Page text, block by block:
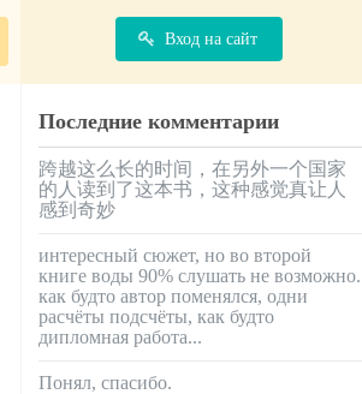
Вход на сайт
Последние комментарии
跨越这么长的时间，在另外一个国家
的人读到了这本书，这种感觉真让人
感到奇妙
интересный сюжет, но во второй
книге воды 90% слушать не возможно.
как будто автор поменялся, одни
расчёты подсчёты, как будто
дипломная работа...
Понял, спасибо.